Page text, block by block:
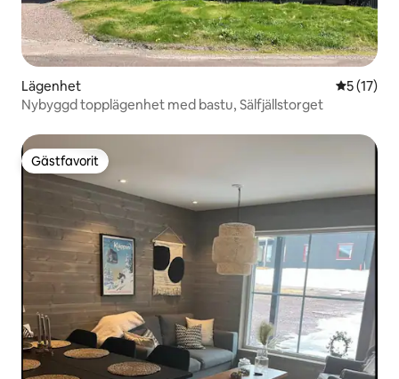
Lägenhet 5 av 5 i
5 (17)
Nybyggd topplägenhet med bastu, Sälfjällstorget
Gästfavorit
Gästfavorit